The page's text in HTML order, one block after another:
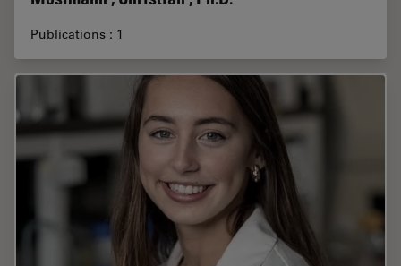
Publications : 1